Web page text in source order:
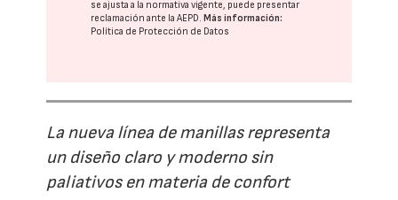
se ajusta a la normativa vigente, puede presentar
reclamación ante laAEPD.Más información:
Política de Protección de Datos
La nueva línea de manillas representa
un diseño claro y moderno sin
paliativos en materia de confort